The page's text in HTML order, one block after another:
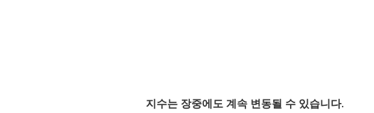
지수는 장중에도 계속 변동될 수 있습니다.